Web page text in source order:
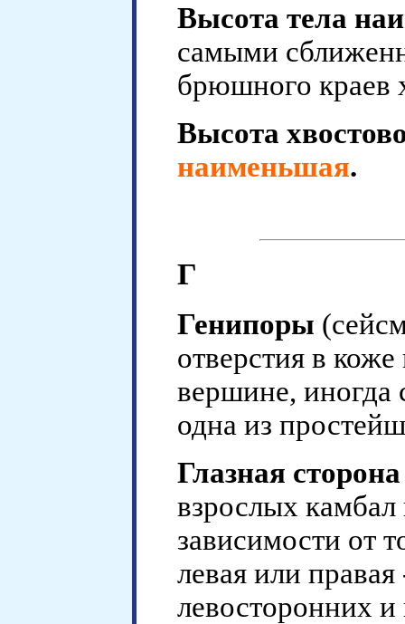
Высота тела
самыми
брюшного краев
Высота
наименьшая.
Г
Генипоры
отверстия в
вершине,
одна из
Глазная
взрослых камбал
зависимости от
левая или правая
левосторонних